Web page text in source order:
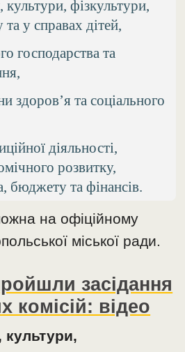
культури, фізкультури,
у справах дітей,
господарства та
здоров’я та соціального
діяльності,
розвитку,
бюджету та фінансів.
на офіційному
міської ради.
засідання
комісій: відео
культури,